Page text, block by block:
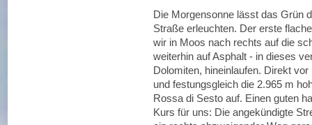
Die Morgensonne lässt das Grün
Straße erleuchten. Der erste
wir in Moos nach rechts auf die
weiterhin auf Asphalt - in dieses
Dolomiten, hineinlaufen. Direkt
und festungsgleich die 2.965 m
Rossa di Sesto auf. Einen guten
Kurs für uns: Die angekündigte